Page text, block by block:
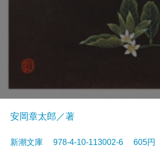
安岡章太郎／著
新潮文庫 978-4-10-113002-6 605円